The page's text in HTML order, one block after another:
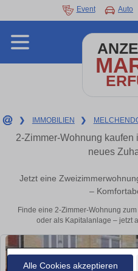
Alle Cookies akzeptieren
Event Auto
❯ IMMOBILIEN ❯
2-Zimmer-Wohnung kaufen
neues
Jetzt eine
–
Finde eine 2-Zimmer-Wohnung
oder als Kapitalanlage – jetzt